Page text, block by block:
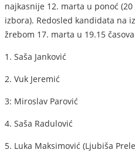
najkasnije 12. marta u ponoć
izbora). Redosled kandidata na
žrebom 17. marta u 19.15
1. Saša Janković
2. Vuk Jeremić
3: Miroslav Parović
4. Saša Radulović
5. Luka Maksimović (Ljubiša